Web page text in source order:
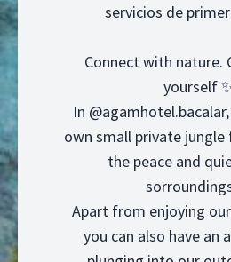
servicios de
Connect with nature.
yourself
In
own small private
the peace and
Apart from enjoying
you can also have an